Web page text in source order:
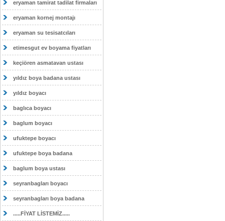
eryaman tamirat tadilat firmaları
eryaman kornej montajı
eryaman su tesisatcıları
etimesgut ev boyama fiyatları
keçiören asmatavan ustası
yıldız boya badana ustası
yıldız boyacı
baglıca boyacı
baglum boyacı
ufuktepe boyacı
ufuktepe boya badana
baglum boya ustası
seyranbagları boyacı
seyranbagları boya badana
.....FİYAT LİSTEMİZ.....